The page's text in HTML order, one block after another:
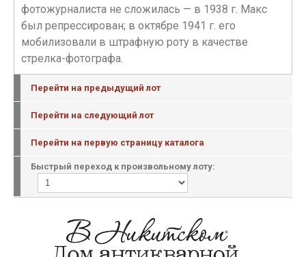
фотожурналиста не сложилась — в 1938 г. Макс
был репрессирован; в октябре 1941 г. его
мобилизовали в штрафную роту в качестве
стрелка-фотографа.
Перейти на предыдущий лот
Перейти на следующий лот
Перейти на первую страницу каталога
Быстрый переход к произвольному лоту: